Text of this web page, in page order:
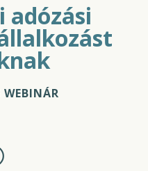
adózási
WEBINÁR